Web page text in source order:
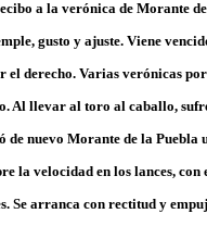
a la verónica de Morante
gusto y ajuste. Viene
el derecho. Varias verónicas
Al llevar al toro al caballo,
de nuevo Morante de la Puebla
la velocidad en los lances,
Se arranca con rectitud y